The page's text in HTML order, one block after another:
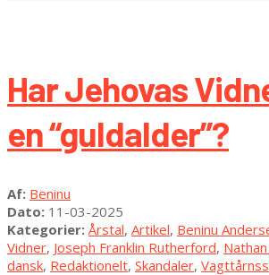
Har Jehovas
en “guldalder”?
2025-
03-
11
Af: Beninu
Dato: 11-03-2025
Kategorier: Årstal, Artikel, Beninu
Vidner, Joseph Franklin Rutherford,
dansk, Redaktionelt, Skandaler,